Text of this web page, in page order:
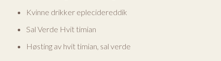
Kvinne drikker eplecidereddik
Sal Verde Hvit timian
Høsting av hvit timian, sal verde